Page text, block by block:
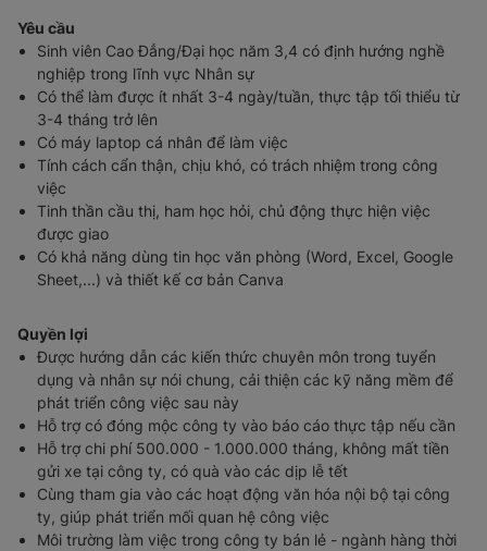
Yêu cầu
Sinh viên Cao Đẳng/Đại học năm 3,4 có định hướng nghề
nghiệp trong lĩnh vực Nhân sự
Có thể làm được ít nhất 3-4 ngày/tuần, thực tập tối thiểu từ
3-4 tháng trở lên
Có máy laptop cá nhân để làm việc
Tính cách cẩn thận, chịu khó, có trách nhiệm trong công
việc
Tinh thần cầu thị, ham học hỏi, chủ động thực hiện việc
được giao
Có khả năng dùng tin học văn phòng (Word, Excel, Google
Sheet,...) và thiết kế cơ bản Canva
Quyền lợi
Được hướng dẫn các kiến thức chuyên môn trong tuyển
dụng và nhân sự nói chung, cải thiện các kỹ năng mềm để
phát triển công việc sau này
Hỗ trợ có đóng mộc công ty vào báo cáo thực tập nếu cần
Hỗ trợ chi phí 500.000 - 1.000.000 tháng, không mất tiền
gửi xe tại công ty, có quà vào các dịp lễ tết
Cùng tham gia vào các hoạt động văn hóa nội bộ tại công
ty, giúp phát triển mối quan hệ công việc
Môi trường làm việc trong công ty bán lẻ - ngành hàng thời